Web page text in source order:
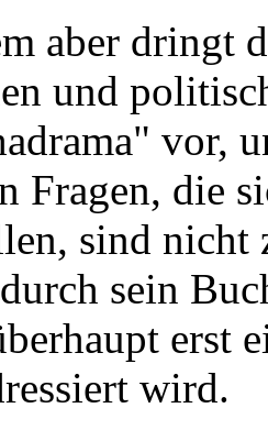
aber dringt
und
vor,
Fragen, die
sind nicht
sein
erst
wird.